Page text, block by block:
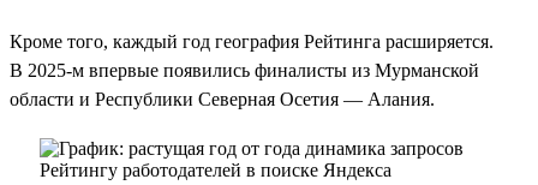
Кроме того, каждый год география Рейтинга расширяется.
В 2025-м впервые появились финалисты из Мурманской
области и Республики Северная Осетия — Алания.